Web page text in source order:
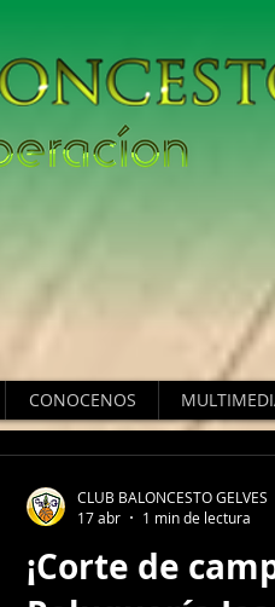
CONOCENOS
¡Corte de
CLUB BALONCESTO GELVES
17 abr
1 min de lectura